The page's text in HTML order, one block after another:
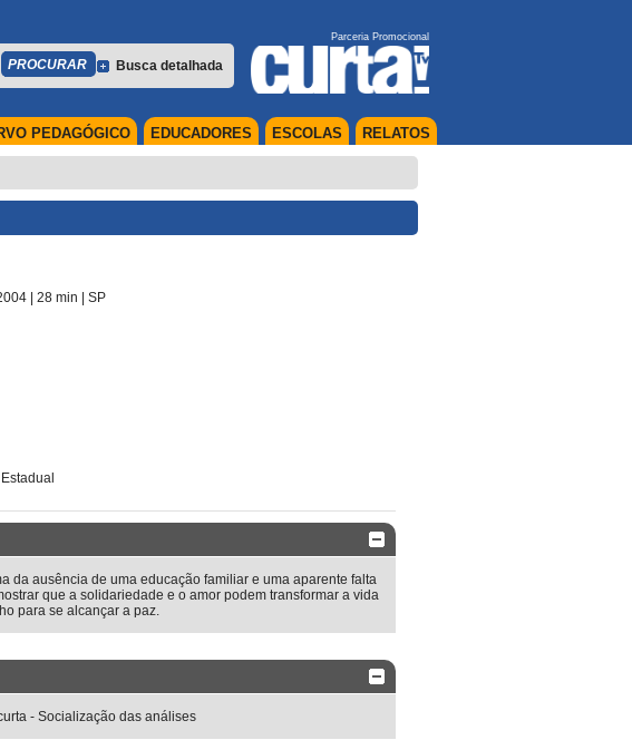
Busca detalhada
Parceria Promocional
RELATOS
ESCOLAS
EDUCADORES
PEDAGÓGICO
| 28 min SP
Estadual
da ausência de uma educação familiar e uma aparente falta
que a solidariedade e o amor podem transformar a vida
para se alcançar a paz.
- Socialização das análises